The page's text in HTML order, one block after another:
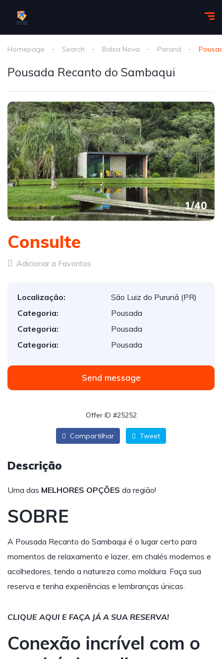
Homepage Search Balsa Nova Paraná
Pousada Recanto do Sambaqui
1/40
Consulte
Adicionar a Favoritos
Localização:
São Luiz do Purunã (PR)
Categoria:
Pousada
Categoria:
Pousada
Categoria:
Pousada
Send message
Offer ID #25252
Compartilhar Tweet
Descrição
Uma das MELHORES OPÇÕES da região!
SOBRE
A Pousada Recanto do Sambaqui é o lugar certo para
momentos de relaxamento e lazer, em chalés modernos e
acolhedores, tendo a natureza como moldura. Faça sua
reserva e tenha experiências e lembranças únicas.
CLIQUE AQUI E FAÇA JÁ A SUA RESERVA!
Conexão incrível com o